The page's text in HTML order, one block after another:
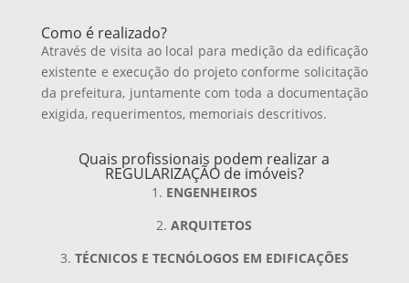
Como é realizado?
Através de visita ao local para medição da edificação
existente e execução do projeto conforme solicitação
da prefeitura, juntamente com toda a documentação
exigida, requerimentos, memoriais descritivos.
Quais profissionais podem realizar a
REGULARIZAÇÃO de imóveis?
ENGENHEIROS
ARQUITETOS
TÉCNICOS E TECNÓLOGOS EM EDIFICAÇÕES